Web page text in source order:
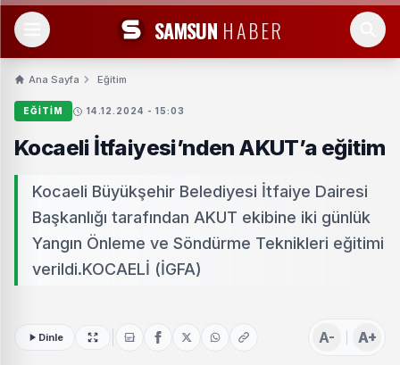
SAMSUN HABER
Ana Sayfa Eğitim
EĞITIM 14.12.2024 - 15:03
Kocaeli İtfaiyesi’nden AKUT’a eğitim
Kocaeli Büyükşehir Belediyesi İtfaiye Dairesi
Başkanlığı tarafından AKUT ekibine iki günlük
Yangın Önleme ve Söndürme Teknikleri eğitimi
verildi.KOCAELİ (İGFA)
Dinle A- A+